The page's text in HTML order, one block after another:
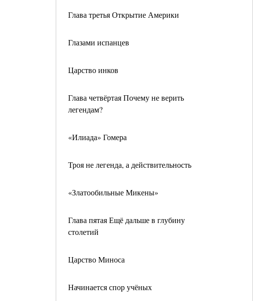
Глава третья Открытие Америки
Глазами испанцев
Царство инков
Глава четвёртая Почему не верить
легендам?
«Илиада» Гомера
Троя не легенда, а действительность
«Златообильные Микены»
Глава пятая Ещё дальше в глубину
столетий
Царство Миноса
Начинается спор учёных